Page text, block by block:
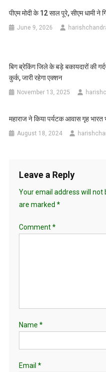
पीएम मोदी के 12 साल पूरे, सीएम धामी
June 9, 2026
बिग ब्रेकिंग जिले के बड़े बकायदारों की
कुर्क, जारी रहेगा एक्शन
November 13, 2025
महाराज ने किया पर्यटक आवास गृह भारत
August 18, 2024
Leave a Reply
Your email address will not
are marked *
Comment*
Name *
Email *